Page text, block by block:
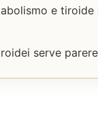
e
serve